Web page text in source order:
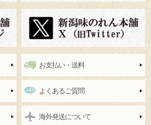
お支払い・送料
よくあるご質問
海外発送について